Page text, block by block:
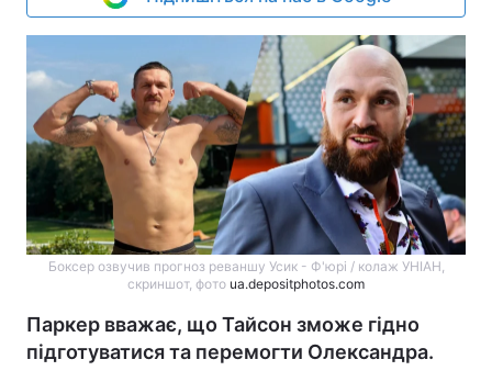
Боксер озвучив прогноз реваншу Усик - Ф'юрі / колаж УНІАН,
скриншот, фото ua.depositphotos.com
Паркер вважає, що Тайсон зможе гідно
підготуватися та перемогти Олександра.